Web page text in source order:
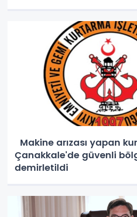
Makine arızası yapan
Çanakkale'de güvenli
demirletildi